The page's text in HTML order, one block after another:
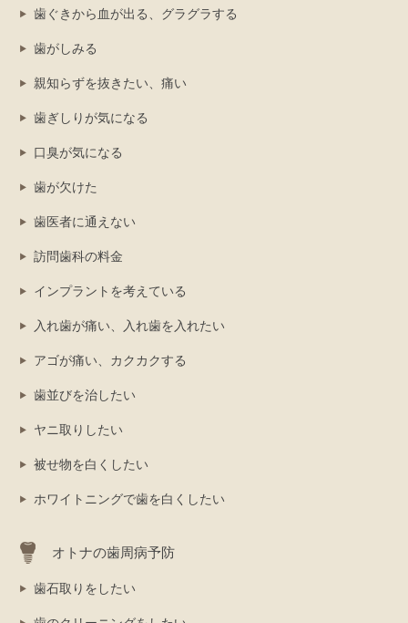
歯ぐきから血が出る、グラグラする
歯がしみる
親知らずを抜きたい、痛い
歯ぎしりが気になる
口臭が気になる
歯が欠けた
歯医者に通えない
訪問歯科の料金
インプラントを考えている
入れ歯が痛い、入れ歯を入れたい
アゴが痛い、カクカクする
歯並びを治したい
ヤニ取りしたい
被せ物を白くしたい
ホワイトニングで歯を白くしたい
オトナの歯周病予防
歯石取りをしたい